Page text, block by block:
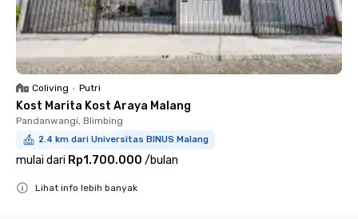
Coliving • Putri
Kost Marita Kost Araya Malang
Pandanwangi, Blimbing
2.4 km dari Universitas BINUS Malang
mulai dari Rp1.700.000 /bulan
Lihat info lebih banyak